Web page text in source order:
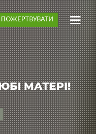
ПОЖЕРТВУВАТИ
МАТЕРІ!